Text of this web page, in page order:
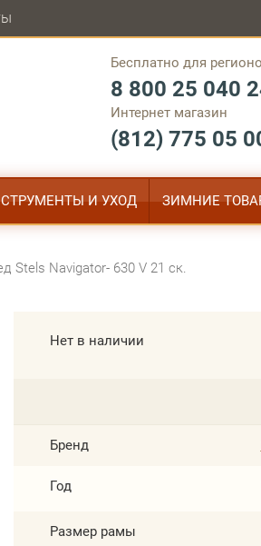
Бесплатно для
8 800 25 040
Интернет магазин
(812) 775 05
И УХОД ЗИМНИЕ
Stels Navigator- 630 V 21 ск.
Нет в наличии
Бренд
Год
Размер рамы